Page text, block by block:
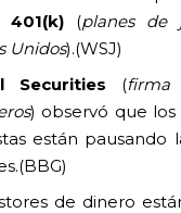
401(k)(planes de
Unidos).(WSJ)
Securities (firma
) observó que los
están pausando
de dinero